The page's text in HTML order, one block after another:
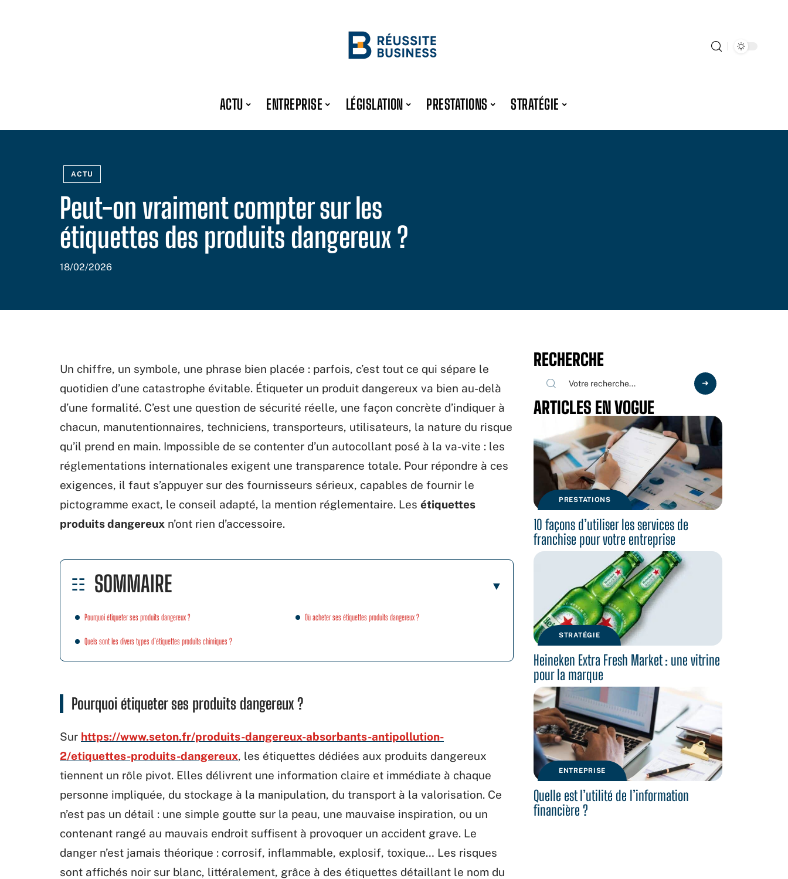
ACTU ENTREPRISE LÉGISLATION PRESTATIONS STRATÉGIE
ACTU
Peut-on vraiment compter sur les
étiquettes des produits dangereux ?
18/02/2026
Un chiffre, un symbole, une phrase bien placée : parfois, c’est tout ce qui sépare le
quotidien d’une catastrophe évitable. Étiqueter un produit dangereux va bien au-delà
d’une formalité. C’est une question de sécurité réelle, une façon concrète d’indiquer à
chacun, manutentionnaires, techniciens, transporteurs, utilisateurs, la nature du risque
qu’il prend en main. Impossible de se contenter d’un autocollant posé à la va-vite : les
réglementations internationales exigent une transparence totale. Pour répondre à ces
exigences, il faut s’appuyer sur des fournisseurs sérieux, capables de fournir le
pictogramme exact, le conseil adapté, la mention réglementaire. Les étiquettes
produits dangereux n’ont rien d’accessoire.
SOMMAIRE
Pourquoi étiqueter ses produits dangereux ?
Quels sont les divers types d’étiquettes produits chimiques ?
Où acheter ses étiquettes produits dangereux ?
Pourquoi étiqueter ses produits dangereux ?
Sur https://www.seton.fr/produits-dangereux-absorbants-antipollution-
2/etiquettes-produits-dangereux, les étiquettes dédiées aux produits dangereux
tiennent un rôle pivot. Elles délivrent une information claire et immédiate à chaque
personne impliquée, du stockage à la manipulation, du transport à la valorisation. Ce
n’est pas un détail : une simple goutte sur la peau, une mauvaise inspiration, ou un
contenant rangé au mauvais endroit suffisent à provoquer un accident grave. Le
danger n’est jamais théorique : corrosif, inflammable, explosif, toxique… Les risques
sont affichés noir sur blanc, littéralement, grâce à des étiquettes détaillant le nom du
RECHERCHE
ARTICLES EN VOGUE
PRESTATIONS
10 façons d’utiliser les services de
franchise pour votre entreprise
STRATÉGIE
Heineken Extra Fresh Market : une vitrine
pour la marque
ENTREPRISE
Quelle est l’utilité de l’information
financière ?